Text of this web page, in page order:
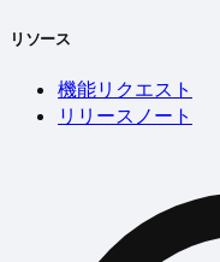
リソース
機能リクエスト
リリースノート